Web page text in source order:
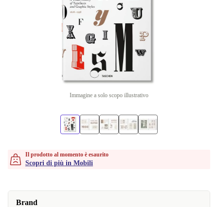
Immagine a solo scopo illustrativo
Il prodotto al momento è esaurito
Scopri di più in Mobili
Brand